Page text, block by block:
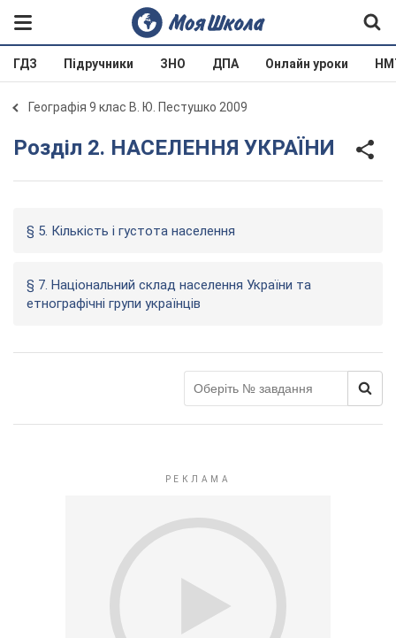
ГДЗ Підручники ЗНО ДПА Онлайн уроки
Географія 9 клас В. Ю. Пестушко 2009
Розділ 2. НАСЕЛЕННЯ УКРАЇНИ
§ 5. Кількість і густота населення
§ 7. Національний склад населення України та
етнографічні групи українців